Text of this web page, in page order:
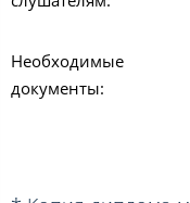
Необходимые
документы: